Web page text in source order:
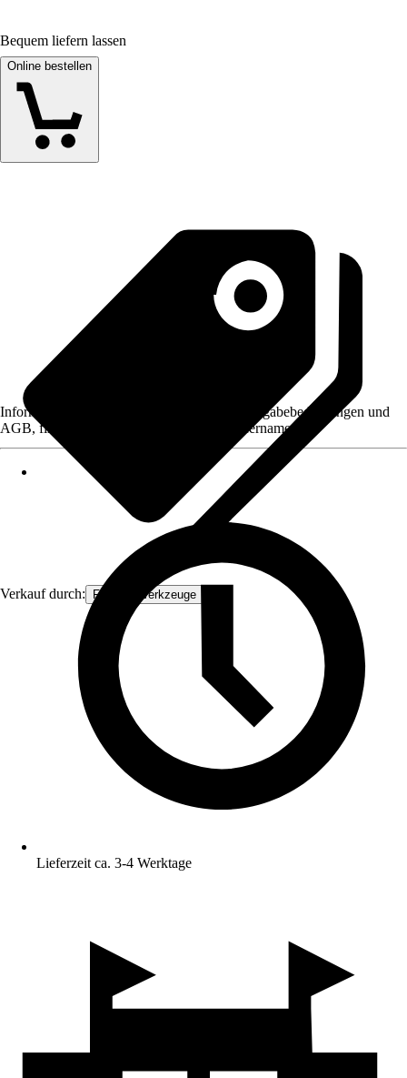
Bequem liefern lassen
Online bestellen
Verkauf durch: FAMEX-Werkzeuge
Informationen des Verkäufers, wie z. B. Rückgabebedingungen und
AGB, finden Sie bei Klick auf den Verkäufernamen.
Lieferzeit ca. 3-4 Werktage